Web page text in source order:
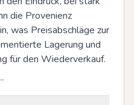
die Provenienz
was Preisabschläge zur
Lagerung und
für den Wiederverkauf.